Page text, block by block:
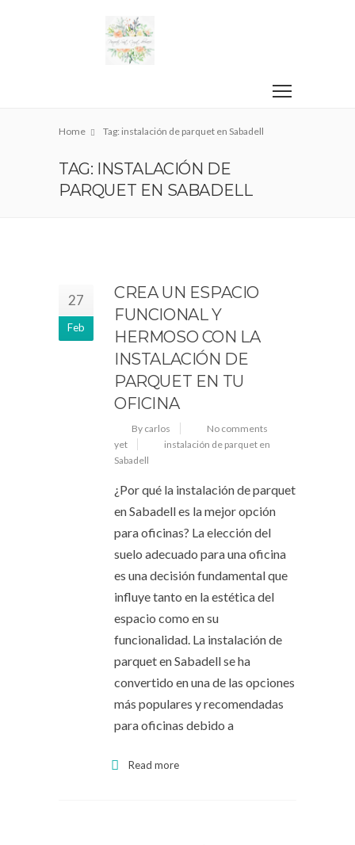
Home Tag: instalación de parquet en Sabadell
TAG: INSTALACIÓN DE
PARQUET EN SABADELL
27
Feb
CREA UN ESPACIO
FUNCIONAL Y
HERMOSO CON LA
INSTALACIÓN DE
PARQUET EN TU
OFICINA
By carlos
No comments
yet
instalación de parquet en
Sabadell
¿Por qué la instalación de parquet
en Sabadell es la mejor opción
para oficinas? La elección del
suelo adecuado para una oficina
es una decisión fundamental que
influye tanto en la estética del
espacio como en su
funcionalidad. La instalación de
parquet en Sabadell se ha
convertido en una de las opciones
más populares y recomendadas
para oficinas debido a
Read more